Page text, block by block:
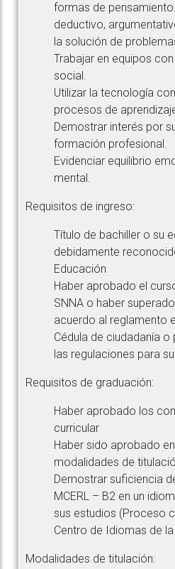
formas de
deductivo,
la solución de
Trabajar en equipos
social.
Utilizar la tecnología
procesos de
Demostrar interés por
formación profesional.
Evidenciar equilibrio
mental.
Requisitos de ingreso:
Título de bachiller o su
debidamente
Educación
Haber aprobado el
SNNA o haber
acuerdo al reglamento
Cédula de ciudadanía
las regulaciones para
Requisitos de graduación:
Haber aprobado los
curricular
Haber sido aprobado
modalidades de
Demostrar suficiencia
MCERL – B2 en un
sus estudios (Proceso
Centro de Idiomas de
Modalidades de titulación: